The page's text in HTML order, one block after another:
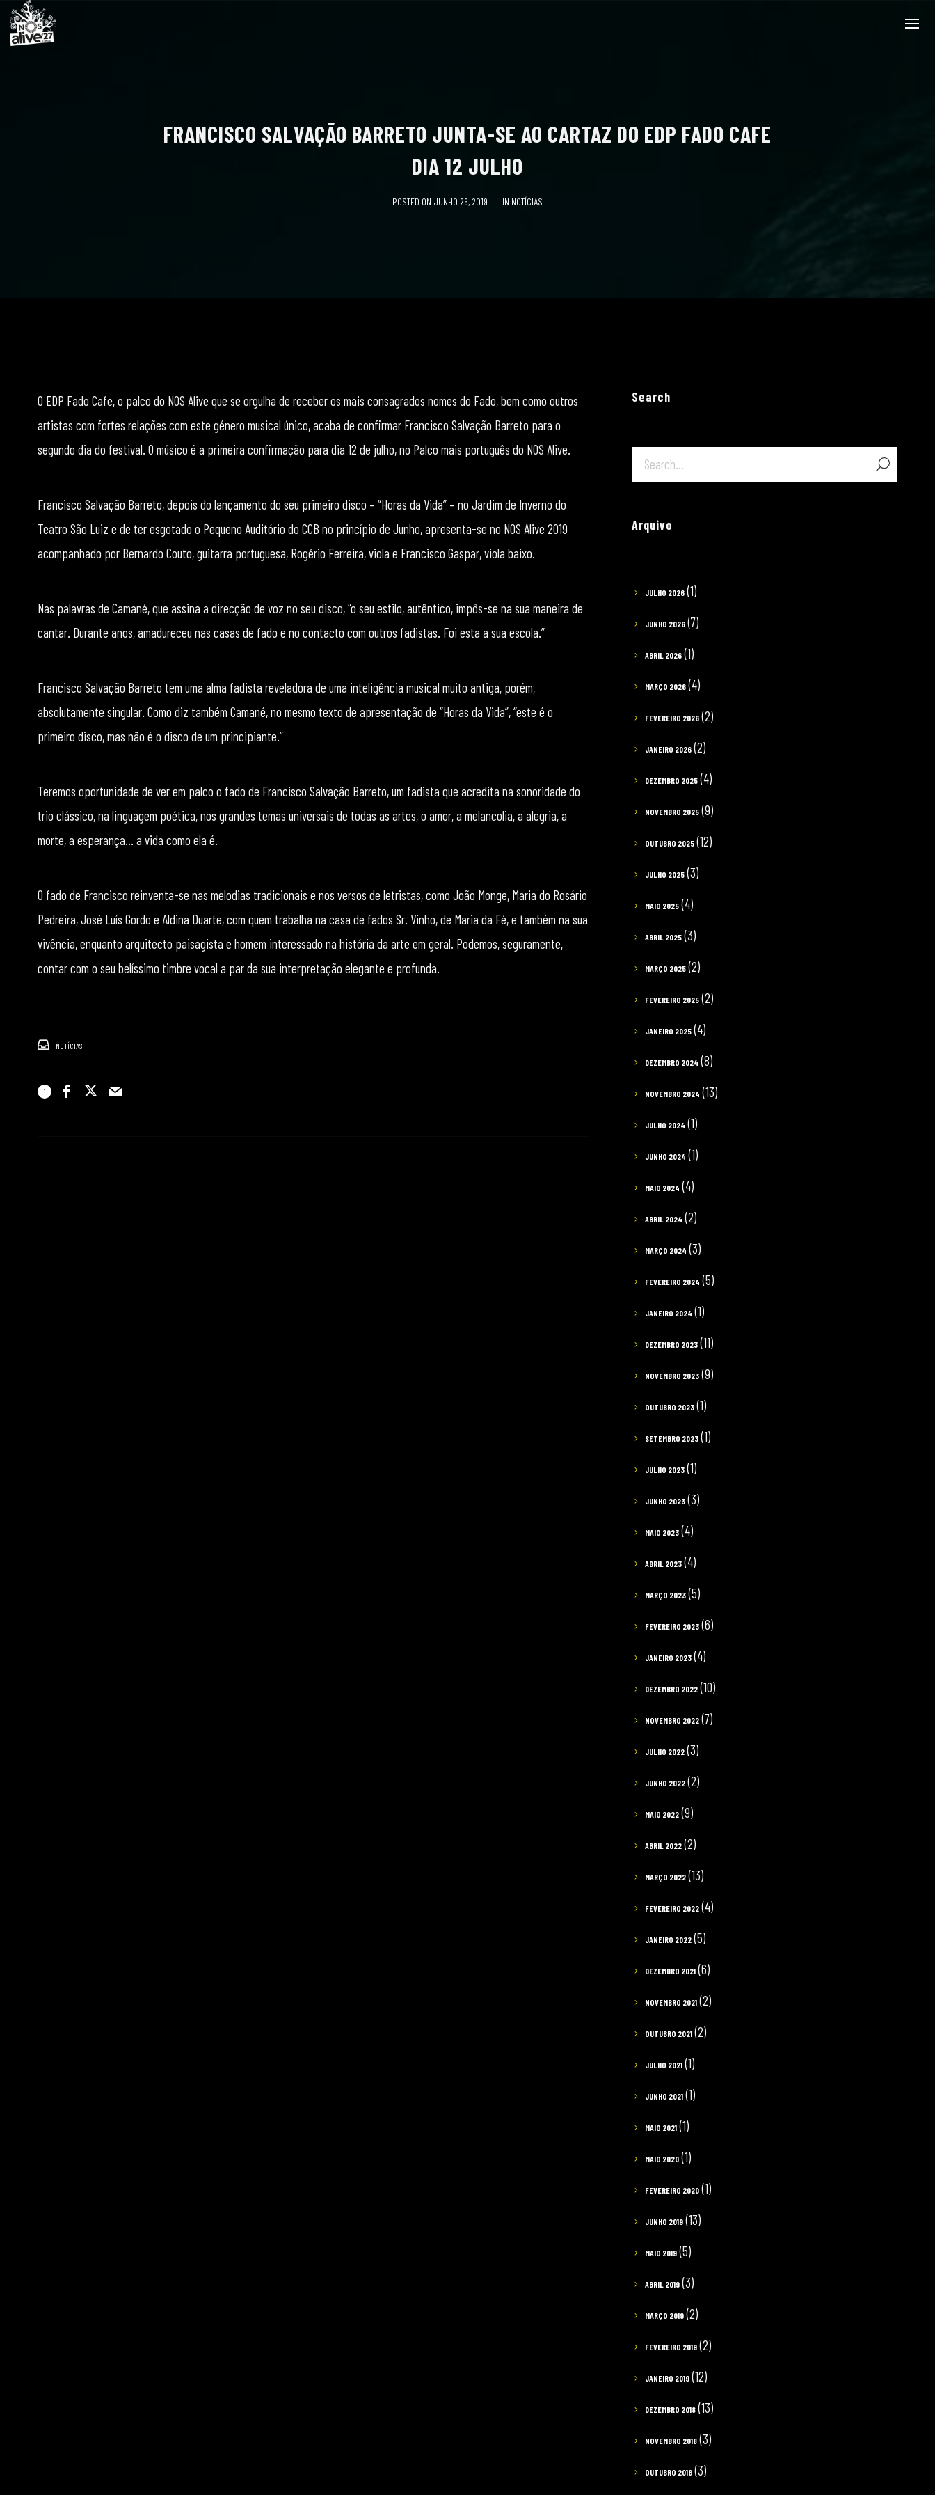
FRANCISCO SALVAÇÃO BARRETO JUNTA-SE AO CARTAZ DO EDP FADO CAFE
DIA 12 JULHO
POSTED ON JUNHO 26, 2019 IN NOTÍCIAS
O EDP Fado Cafe, o palco do NOS Alive que se orgulha de receber os mais consagrados nomes do Fado, bem como outros
artistas com fortes relações com este género musical único, acaba de confirmar Francisco Salvação Barreto para o
segundo dia do festival. O músico é a primeira confirmação para dia 12 de julho, no Palco mais português do NOS Alive.
Francisco Salvação Barreto, depois do lançamento do seu primeiro disco – “Horas da Vida” – no Jardim de Inverno do
Teatro São Luiz e de ter esgotado o Pequeno Auditório do CCB no princípio de Junho, apresenta-se no NOS Alive 2019
acompanhado por Bernardo Couto, guitarra portuguesa, Rogério Ferreira, viola e Francisco Gaspar, viola baixo.
Nas palavras de Camané, que assina a direcção de voz no seu disco, “o seu estilo, autêntico, impôs-se na sua maneira de
cantar. Durante anos, amadureceu nas casas de fado e no contacto com outros fadistas. Foi esta a sua escola.”
Francisco Salvação Barreto tem uma alma fadista reveladora de uma inteligência musical muito antiga, porém,
absolutamente singular. Como diz também Camané, no mesmo texto de apresentação de “Horas da Vida”, “este é o
primeiro disco, mas não é o disco de um principiante.”
Teremos oportunidade de ver em palco o fado de Francisco Salvação Barreto, um fadista que acredita na sonoridade do
trio clássico, na linguagem poética, nos grandes temas universais de todas as artes, o amor, a melancolia, a alegria, a
morte, a esperança… a vida como ela é.
O fado de Francisco reinventa-se nas melodias tradicionais e nos versos de letristas, como João Monge, Maria do Rosário
Pedreira, José Luís Gordo e Aldina Duarte, com quem trabalha na casa de fados Sr. Vinho, de Maria da Fé, e também na sua
vivência, enquanto arquitecto paisagista e homem interessado na história da arte em geral. Podemos, seguramente,
contar com o seu belíssimo timbre vocal a par da sua interpretação elegante e profunda.
NOTÍCIAS
1
Search
Arquivo
JULHO 2026 (1)
JUNHO 2026 (7)
ABRIL 2026 (1)
MARÇO 2026 (4)
FEVEREIRO 2026 (2)
JANEIRO 2026 (2)
DEZEMBRO 2025 (4)
NOVEMBRO 2025 (9)
OUTUBRO 2025 (12)
JULHO 2025 (3)
MAIO 2025 (4)
ABRIL 2025 (3)
MARÇO 2025 (2)
FEVEREIRO 2025 (2)
JANEIRO 2025 (4)
DEZEMBRO 2024 (8)
NOVEMBRO 2024 (13)
JULHO 2024 (1)
JUNHO 2024 (1)
MAIO 2024 (4)
ABRIL 2024 (2)
MARÇO 2024 (3)
FEVEREIRO 2024 (5)
JANEIRO 2024 (1)
DEZEMBRO 2023 (11)
NOVEMBRO 2023 (9)
OUTUBRO 2023 (1)
SETEMBRO 2023 (1)
JULHO 2023 (1)
JUNHO 2023 (3)
MAIO 2023 (4)
ABRIL 2023 (4)
MARÇO 2023 (5)
FEVEREIRO 2023 (6)
JANEIRO 2023 (4)
DEZEMBRO 2022 (10)
NOVEMBRO 2022 (7)
JULHO 2022 (3)
JUNHO 2022 (2)
MAIO 2022 (9)
ABRIL 2022 (2)
MARÇO 2022 (13)
FEVEREIRO 2022 (4)
JANEIRO 2022 (5)
DEZEMBRO 2021 (6)
NOVEMBRO 2021 (2)
OUTUBRO 2021 (2)
JULHO 2021 (1)
JUNHO 2021 (1)
MAIO 2021 (1)
MAIO 2020 (1)
FEVEREIRO 2020 (1)
JUNHO 2019 (13)
MAIO 2019 (5)
ABRIL 2019 (3)
MARÇO 2019 (2)
FEVEREIRO 2019 (2)
JANEIRO 2019 (12)
DEZEMBRO 2018 (13)
NOVEMBRO 2018 (3)
OUTUBRO 2018 (3)